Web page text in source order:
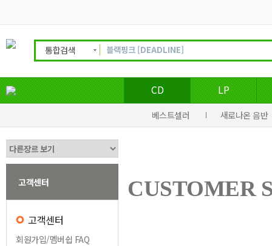
통합검색
CD LP
베스트셀러 새로나온 음반
고객센터
고객센터
회원가입/멤버쉽 FAQ
CUSTOMER